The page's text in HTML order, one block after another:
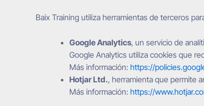
Baix Training utiliza herramientas de terceros
Google Analytics, un servicio de
Google Analytics utiliza cookies que
Más información: https://
Hotjar Ltd., herramienta que permite
Más información: https://